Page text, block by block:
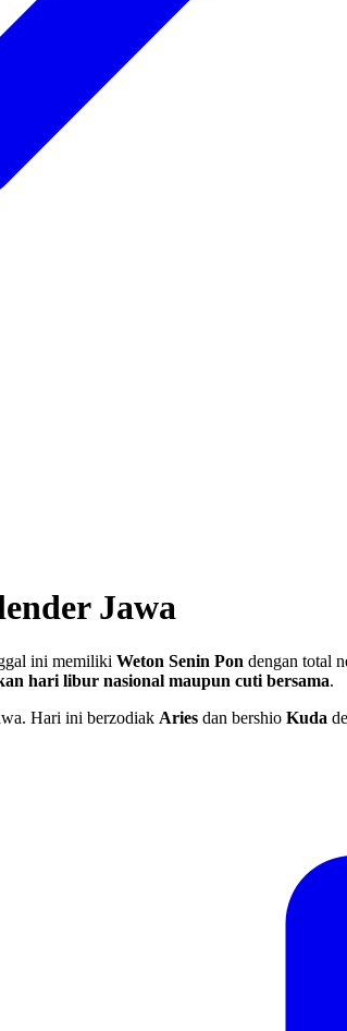
Jawa
ini memiliki Weton Senin Pon dengan total
hari libur nasional maupun cuti bersama.
Hari ini berzodiak Aries dan bershio Kuda